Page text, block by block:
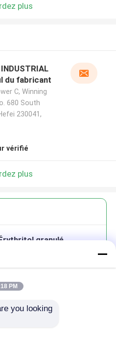
plus
du fabricant
C, Winning
680 South
230041,
vérifié
plus
granulé
PM
you looking